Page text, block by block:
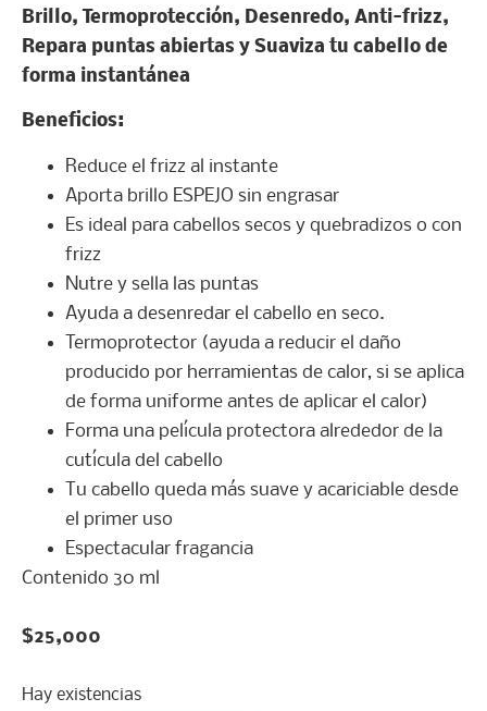
Brillo, Termoprotección, Desenredo, Anti-frizz,
Repara puntas abiertas y Suaviza tu cabello de
forma instantánea
Beneficios:
Reduce el frizz al instante
Aporta brillo ESPEJO sin engrasar
Es ideal para cabellos secos y quebradizos o con
frizz
Nutre y sella las puntas
Ayuda a desenredar el cabello en seco.
Termoprotector (ayuda a reducir el daño
producido por herramientas de calor, si se aplica
de forma uniforme antes de aplicar el calor)
Forma una película protectora alrededor de la
cutícula del cabello
Tu cabello queda más suave y acariciable desde
el primer uso
Espectacular fragancia
Contenido 30 ml
$25,000
Hay existencias